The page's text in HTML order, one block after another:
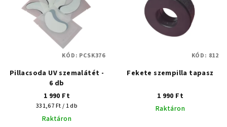
Pillacsoda UV szemalátét -
6 db
1 990 Ft
Egységár:
331,67 Ft / 1 db
Raktáron
KÓD: PCSK376
Fekete szempilla tapasz
1 990 Ft
Raktáron
KÓD: 812